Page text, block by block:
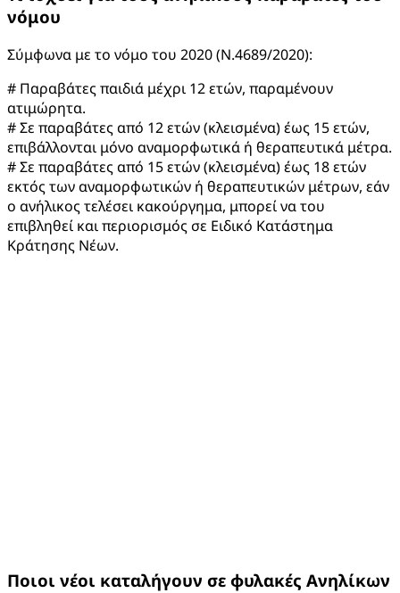
νόμου
Σύμφωνα με το νόμο του 2020 (Ν.4689/2020):
# Παραβάτες παιδιά μέχρι 12 ετών, παραμένουν
ατιμώρητα.
# Σε παραβάτες από 12 ετών (κλεισμένα) έως 15 ετών,
επιβάλλονται μόνο αναμορφωτικά ή θεραπευτικά μέτρα.
# Σε παραβάτες από 15 ετών (κλεισμένα) έως 18 ετών
εκτός των αναμορφωτικών ή θεραπευτικών μέτρων, εάν
ο ανήλικος τελέσει κακούργημα, μπορεί να του
επιβληθεί και περιορισμός σε Ειδικό Κατάστημα
Κράτησης Νέων.
Ποιοι νέοι καταλήγουν σε φυλακές Ανηλίκων